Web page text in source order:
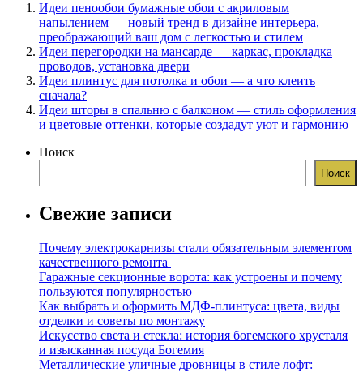
Идеи пенообои бумажные обои с акриловым
напылением — новый тренд в дизайне интерьера,
преображающий ваш дом с легкостью и стилем
Идеи перегородки на мансарде — каркас, прокладка
проводов, установка двери
Идеи плинтус для потолка и обои — а что клеить
сначала?
Идеи шторы в спальню с балконом — стиль оформления
и цветовые оттенки, которые создадут уют и гармонию
Поиск
Поиск
Свежие записи
Почему электрокарнизы стали обязательным элементом
качественного ремонта
Гаражные секционные ворота: как устроены и почему
пользуются популярностью
Как выбрать и оформить МДФ-плинтуса: цвета, виды
отделки и советы по монтажу
Искусство света и стекла: история богемского хрусталя
и изысканная посуда Богемия
Металлические уличные дровницы в стиле лофт: